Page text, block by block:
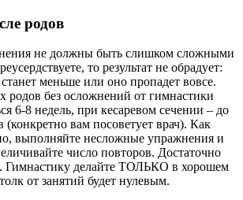
родов
не должны быть слишком сложными
то результат не обрадует:
меньше или оно пропадет вовсе.
родов без осложнений от гимнастики
6-8 недель, при кесаревом сечении – до
(конкретно вам посоветует врач). Как
выполняйте несложные упражнения и
число повторов. Достаточно
Гимнастику делайте ТОЛЬКО в хорошем
от занятий будет нулевым.